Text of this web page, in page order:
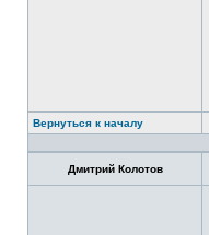
Вернуться к началу
Дмитрий Колотов